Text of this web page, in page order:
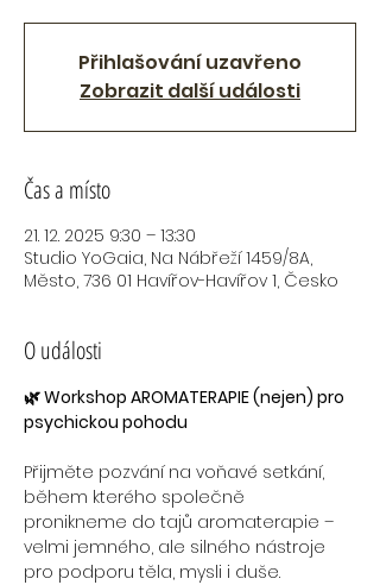
Přihlašování uzavřeno
Zobrazit další události
Čas a místo
21. 12. 2025 9:30 – 13:30
Studio YoGaia, Na Nábřeží 1459/8A,
Město, 736 01 Havířov-Havířov 1, Česko
O události
🌿 Workshop AROMATERAPIE (nejen) pro
psychickou pohodu
Přijměte pozvání na voňavé setkání,
během kterého společně
pronikneme do tajů aromaterapie –
velmi jemného, ale silného nástroje
pro podporu těla, mysli i duše.